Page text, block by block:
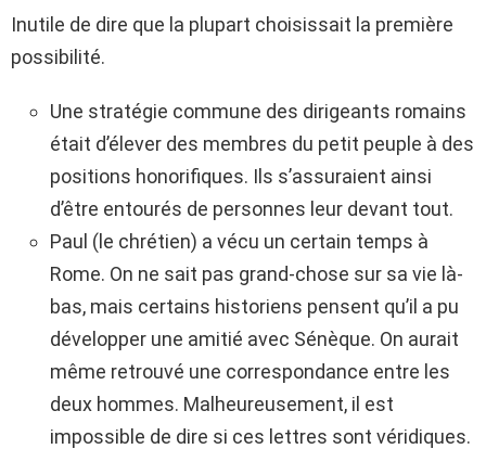
Inutile de dire que la plupart choisissait la première
possibilité.
Une stratégie commune des dirigeants romains
était d’élever des membres du petit peuple à des
positions honorifiques. Ils s’assuraient ainsi
d’être entourés de personnes leur devant tout.
Paul (le chrétien) a vécu un certain temps à
Rome. On ne sait pas grand-chose sur sa vie là-
bas, mais certains historiens pensent qu’il a pu
développer une amitié avec Sénèque. On aurait
même retrouvé une correspondance entre les
deux hommes. Malheureusement, il est
impossible de dire si ces lettres sont véridiques.